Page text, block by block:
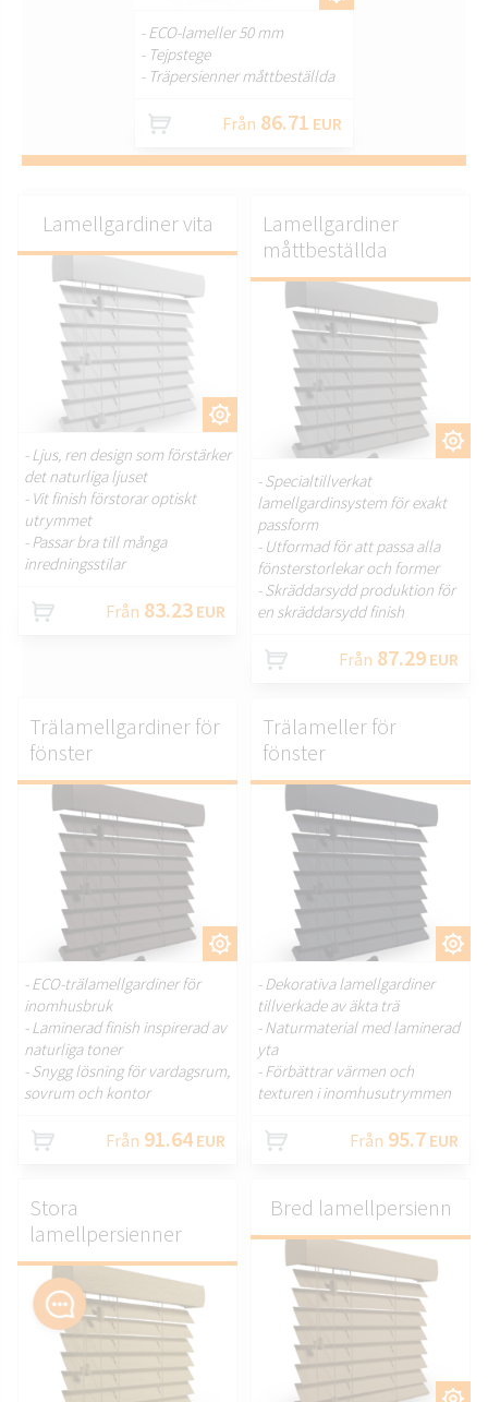
- ECO-lameller 50 mm
- Tejpstege
- Träpersienner måttbeställda
Från 86.71 EUR
Lamellgardiner vita
- Ljus, ren design som förstärker
det naturliga ljuset
- Vit finish förstorar optiskt
utrymmet
- Passar bra till många
inredningsstilar
Från 83.23 EUR
ANPASSA.
Lamellgardiner
måttbeställda
- Specialtillverkat
lamellgardinsystem för exakt
passform
- Utformad för att passa alla
fönsterstorlekar och former
- Skräddarsydd produktion för
en skräddarsydd finish
Från 87.29 EUR
ANPASSA.
Trälamellgardiner för
fönster
- ECO-trälamellgardiner för
inomhusbruk
- Laminerad finish inspirerad av
naturliga toner
- Snygg lösning för vardagsrum,
sovrum och kontor
Från 91.64 EUR
ANPASSA.
Trälameller för
fönster
- Dekorativa lamellgardiner
tillverkade av äkta trä
- Naturmaterial med laminerad
yta
- Förbättrar värmen och
texturen i inomhusutrymmen
Från 95.7 EUR
Stora
lamellpersienner
ANPASSA.
Bred lamellpersienn